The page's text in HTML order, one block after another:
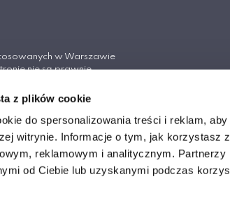
z plików cookie
do spersonalizowania treści i reklam,
witrynie. Informacje o tym, jak korzystasz
reklamowym i analitycznym. Partnerzy
od Ciebie lub uzyskanymi podczas
w Warszawie
nie są prawnie
w Warszawie